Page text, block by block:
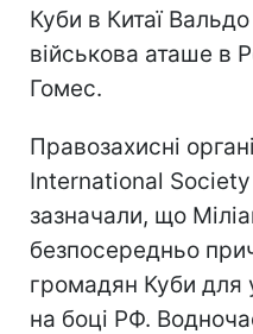
Куби в Китаї
військова аташе в
Гомес.
Правозахисні
International
зазначали, що
безпосередньо
громадян Куби для
на боці РФ.